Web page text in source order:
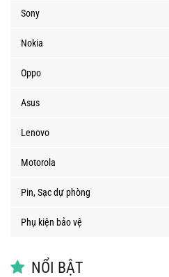
Sony
Nokia
Oppo
Asus
Lenovo
Motorola
Pin, Sạc dự phòng
Phụ kiện bảo vệ
NỔI BẬT